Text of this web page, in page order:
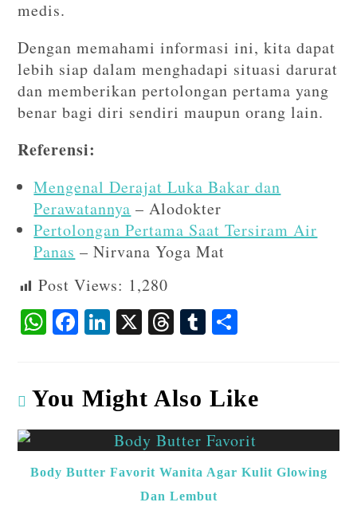
medis.
Dengan memahami informasi ini, kita dapat
lebih siap dalam menghadapi situasi darurat
dan memberikan pertolongan pertama yang
benar bagi diri sendiri maupun orang lain.
Referensi:
Mengenal Derajat Luka Bakar dan
Perawatannya – Alodokter
Pertolongan Pertama Saat Tersiram Air
Panas – Nirvana Yoga Mat
Post Views: 1,280
W
ha
A
p
p
F
ac
o
o
k
Li
n
dI
n
X T
hr
ds
T
u
bl
r
You Might Also Like
Body Butter Favorit Wanita Agar Kulit Glowing
Dan Lembut